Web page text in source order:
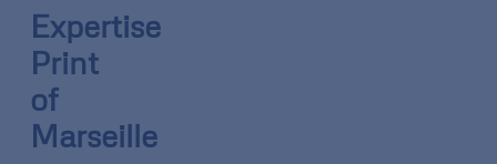
Expertise
Print
of
Marseille